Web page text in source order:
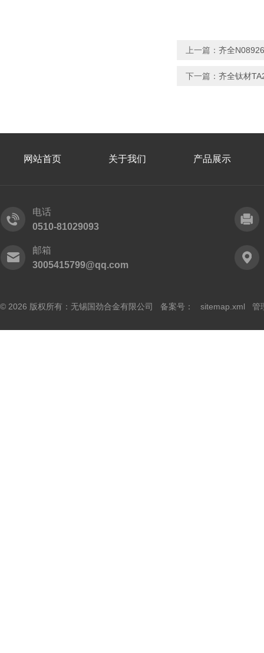
上一篇： 齐全
下一篇： 齐全钛材
网站首页 关于我们 产品展示
电话
0510-81029093
邮箱
3005415799@qq.com
© 2026 版权所有：无锡国劲合金有限公司 备案号： sitemap.xml 管